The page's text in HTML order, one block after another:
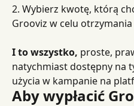
2. Wybierz kwotę, którą
Grooviz w celu
I to wszystko, proste,
natychmiast dostępny na
użycia w kampanie na
Aby wypłacić